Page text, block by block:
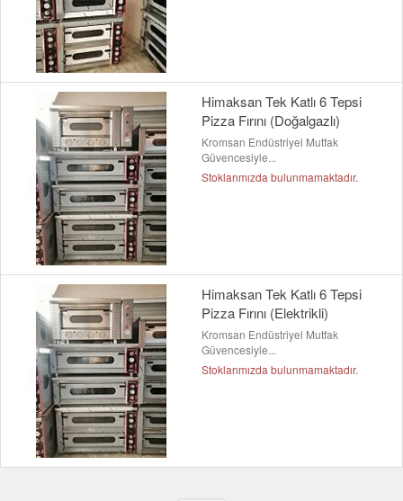
Himaksan Tek Katlı 6 Tepsi
Pizza Fırını (Doğalgazlı)
Kromsan Endüstriyel Mutfak
Güvencesiyle...
Stoklarımızda bulunmamaktadır.
Himaksan Tek Katlı 6 Tepsi
Pizza Fırını (Elektrikli)
Kromsan Endüstriyel Mutfak
Güvencesiyle...
Stoklarımızda bulunmamaktadır.